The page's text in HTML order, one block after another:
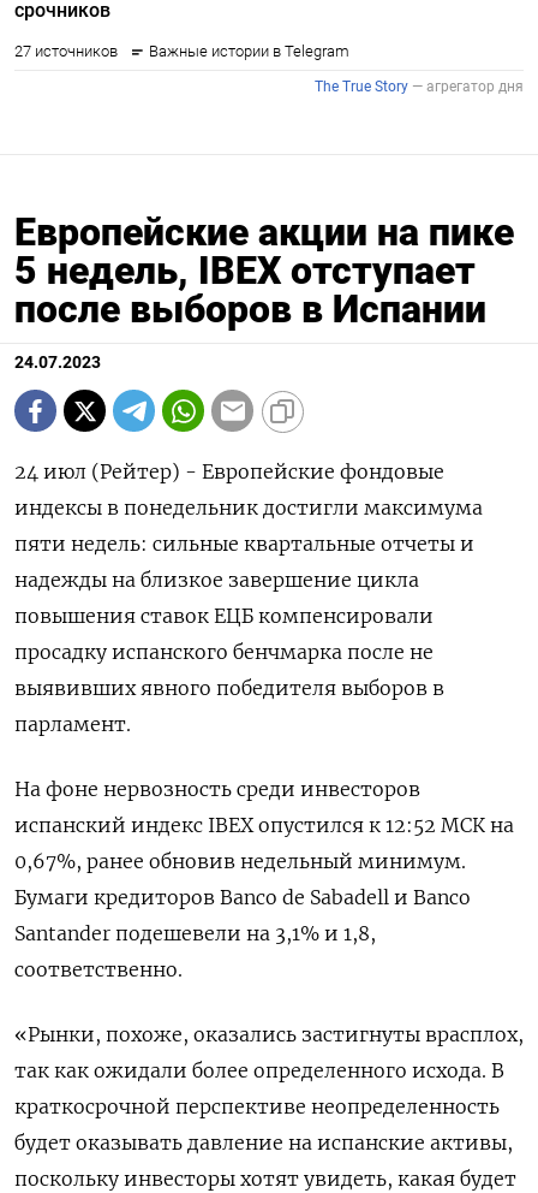
Европейские акции на пике
5 недель, IBEX отступает
после выборов в Испании
24.07.2023
24 июл (Рейтер) - Европейские фондовые
индексы в понедельник достигли максимума
пяти недель: сильные квартальные отчеты и
надежды на близкое завершение цикла
повышения ставок ЕЦБ компенсировали
просадку испанского бенчмарка после не
выявивших явного победителя выборов в
парламент.
На фоне нервозность среди инвесторов
испанский индекс IBEX опустился к 12:52 МСК на
0,67%, ранее обновив недельный минимум.
Бумаги кредиторов Banco de Sabadell и Banco
Santander подешевели на 3,1% и 1,8,
соответственно.
«Рынки, похоже, оказались застигнуты врасплох,
так как ожидали более определенного исхода. В
краткосрочной перспективе неопределенность
будет оказывать давление на испанские активы,
поскольку инвесторы хотят увидеть, какая будет